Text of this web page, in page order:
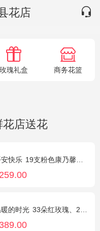
花店
玫瑰礼盒 商务花篮
花店送花
快乐 19支粉色康乃馨，2支白色多头百合，搭配适量叶上黄金。
的时光 33朵红玫瑰、2枝多头粉百合，搭配适量黄莺草、栀子叶间插。